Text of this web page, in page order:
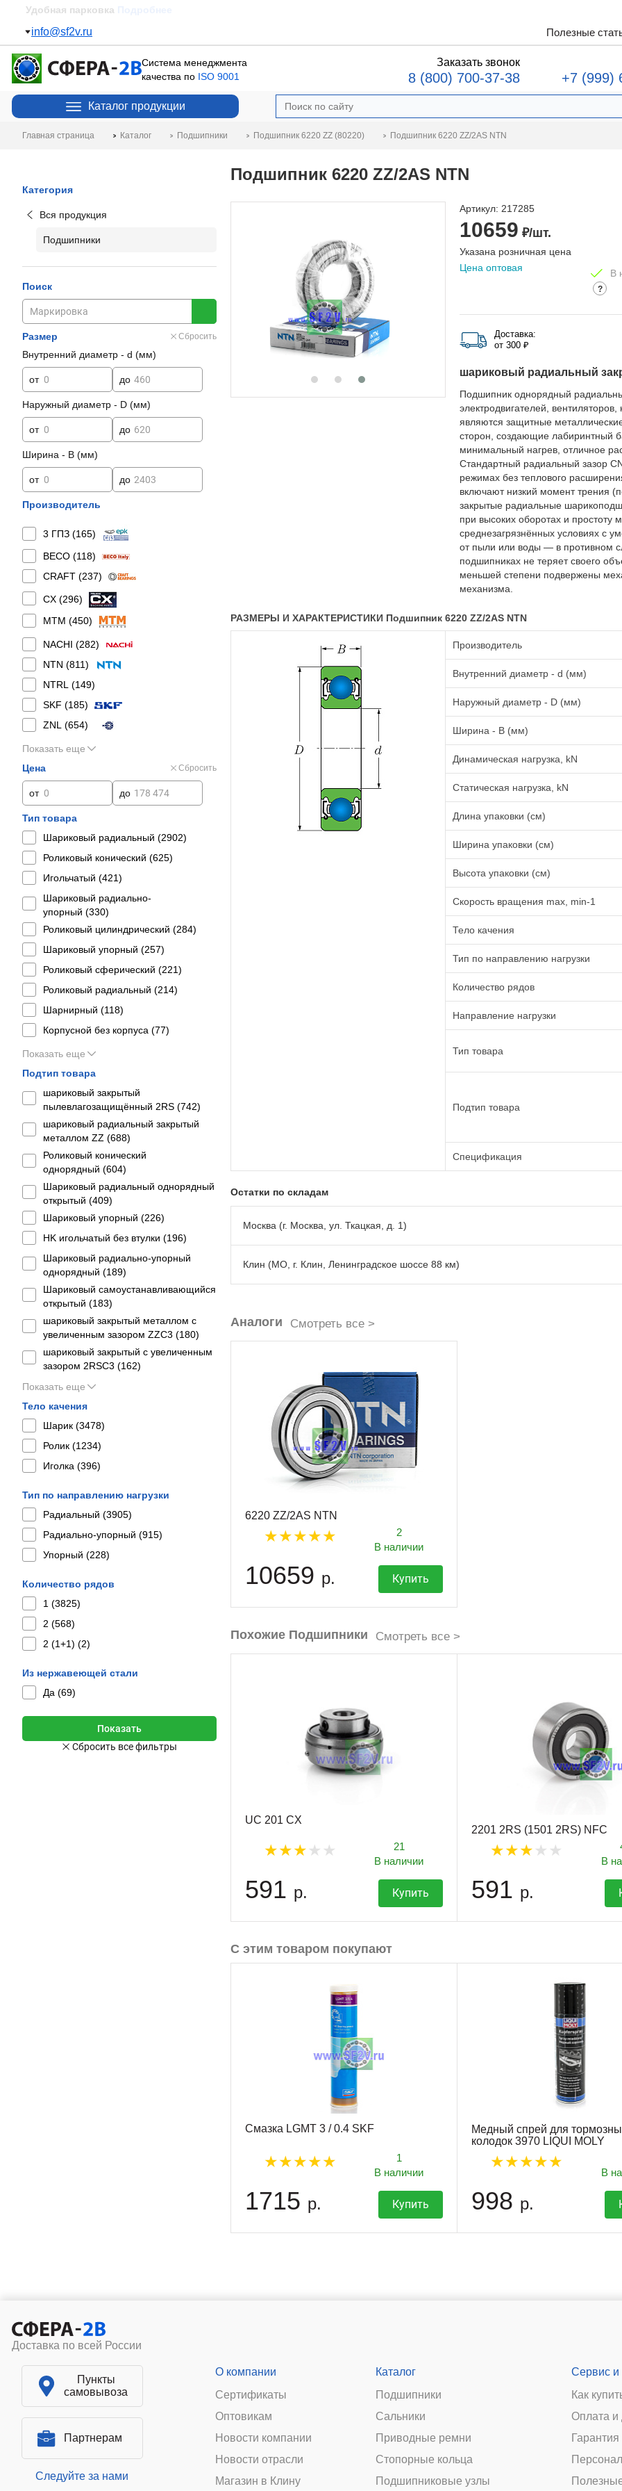
Удобная парковка
info@sf2v.ru Полезные
Система менеджмента
качества по ISO 9001
Заказать звонок
8 (800) 700-37-38 +7 (999)
Каталог продукции
Главная страница Каталог Подшипники Подшипник 6220 ZZ (80220) Подшипник 6220 ZZ/2AS NTN
Категория
Вся продукция
Подшипники
Поиск
Размер Сбросить
Внутренний диаметр - d (мм)
от до
Наружный диаметр - D (мм)
от до
Ширина - B (мм)
от до
Производитель
3 ГПЗ (165)
BECO (118)
CRAFT (237)
CX (296)
MTM (450)
NACHI (282)
NTN (811)
NTRL (149)
SKF (185)
ZNL (654)
Показать еще
Цена
Сбросить
от до
Тип товара
Шариковый радиальный (2902)
Роликовый конический (625)
Игольчатый (421)
Шариковый радиально-
упорный (330)
Роликовый цилиндрический (284)
Шариковый упорный (257)
Роликовый сферический (221)
Роликовый радиальный (214)
Шарнирный (118)
Корпусной без корпуса (77)
Показать еще
Подтип товара
шариковый закрытый
пылевлагозащищённый 2RS (742)
шариковый радиальный закрытый
металлом ZZ (688)
Роликовый конический
однорядный (604)
Шариковый радиальный однорядный
открытый (409)
Шариковый упорный (226)
HK игольчатый без втулки (196)
Шариковый радиально-упорный
однорядный (189)
Шариковый самоустанавливающийся
открытый (183)
шариковый закрытый металлом с
увеличенным зазором ZZC3 (180)
шариковый закрытый с увеличенным
зазором 2RSС3 (162)
Показать еще
Тело качения
Шарик (3478)
Ролик (1234)
Иголка (396)
Тип по направлению нагрузки
Радиальный (3905)
Радиально-упорный (915)
Упорный (228)
Количество рядов
1 (3825)
2 (568)
2 (1+1) (2)
Из нержавеющей стали
Да (69)
Подшипник 6220 ZZ/2AS NTN
Артикул: 217285
10659 ₽/шт.
Указана розничная цена
Цена оптовая
В
?
Доставка:
от 300 ₽
шариковый радиальный
Подшипник однорядный
электродвигателей,
являются защитные
сторон, создающие лабиринтный
минимальный нагрев, отличное
Стандартный радиальный зазор
режимах без теплового
включают низкий момент трения
закрытые радиальные
при высоких оборотах и простоту
среднезагрязнённых условиях с
от пыли или воды — в противном
подшипниках не теряет своего
меньшей степени подвержены
механизма.
РАЗМЕРЫ И ХАРАКТЕРИСТИКИ Подшипник 6220 ZZ/2AS NTN
Производитель
Внутренний диаметр - d (мм)
Наружный диаметр - D (мм)
Ширина - B (мм)
Динамическая нагрузка, kN
Статическая нагрузка, kN
Длина упаковки (см)
Ширина упаковки (см)
Высота упаковки (см)
Cкорость вращения max, min-1
Тело качения
Тип по направлению нагрузки
Количество рядов
Направление нагрузки
Тип товара
Подтип товара
Спецификация
Остатки по складам
Москва (г. Москва, ул. Ткацкая, д. 1)
Клин (МО, г. Клин, Ленинградское шоссе 88 км)
Аналоги Смотреть все >
6220 ZZ/2AS NTN
2
В наличии
10659 р. Купить
Похожие Подшипники Смотреть все >
UC 201 CX
21
В наличии
591 р. Купить
2201 2RS (1501 2RS) NFC
В
591 р.
С этим товаром покупают
Смазка LGMT 3 / 0.4 SKF
1
В наличии
1715 р. Купить
Медный спрей для
колодок 3970 LIQUI MOLY
В
998 р.
Доставка по всей России
Пункты
самовывоза
Партнерам
Следуйте за нами
О компании
Сертификаты
Оптовикам
Новости компании
Новости отрасли
Магазин в Клину
Каталог
Подшипники
Сальники
Приводные ремни
Стопорные кольца
Подшипниковые узлы
Сервис и
Как
Оплата и